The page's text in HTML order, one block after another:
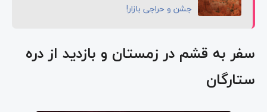
جشن و حراجی بازار!
سفر به قشم در زمستان و بازدید از دره
ستارگان